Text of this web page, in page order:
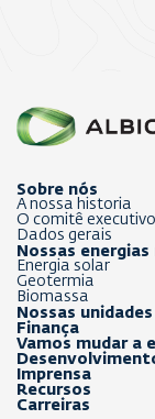
Sobre nós
A nossa historia
O comitê executivo
Dados gerais
Nossas
Energia solar
Geotermia
Biomassa
Nossas unidades
Finança
Vamos mudar a
Imprensa
Recursos
Carreiras